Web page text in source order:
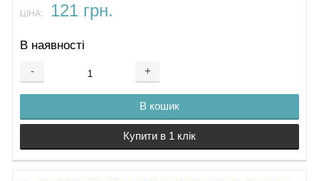
ЦІНА: 121 грн.
В наявності
- +
В кошик
Купити в 1 клік